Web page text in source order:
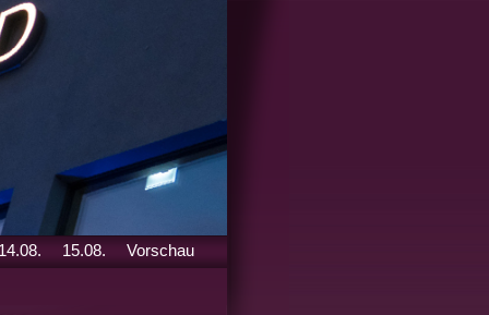
14.08. 15.08. Vorschau